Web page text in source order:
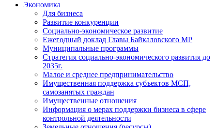
Экономика
Для бизнеса
Развитие конкуренции
Социально-экономическое развитие
Ежегодный доклад Главы Байкаловского МР
Муниципальные программы
Стратегия социально-экономического развития до
2035г.
Малое и среднее предпринимательство
Имущественная поддержка субъектов МСП,
самозанятых граждан
Имущественные отношения
Информация о мерах поддержки бизнеса в сфере
контрольной деятельности